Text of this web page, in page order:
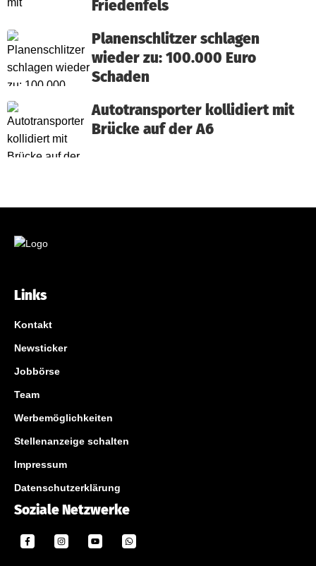
Friedenfels
Planenschlitzer schlagen
wieder zu: 100.000 Euro
Schaden
Autotransporter kollidiert mit
Brücke auf der A6
Links
Kontakt
Newsticker
Jobbörse
Team
Werbemöglichkeiten
Stellenanzeige schalten
Impressum
Datenschutzerklärung
Soziale Netzwerke